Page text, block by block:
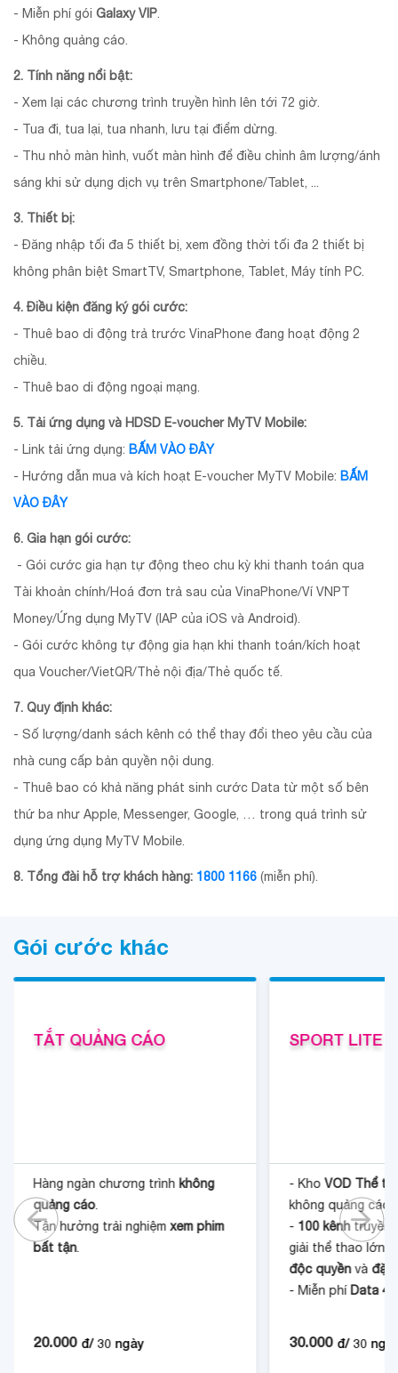
- Miễn phí gói Galaxy VIP
- Không quảng cáo.
2. Tính năng nổi bật:
- Xem lại các chương trình truyền hình lên tới 72 giờ.
- Tua đi, tua lại, tua nhanh, lưu tại điểm dừng.
- Thu nhỏ màn hình, vuốt màn hình để điều chỉnh âm lượng/ánh
sáng khi sử dụng dịch vụ trên Smartphone/Tablet, ...
3. Thiết bị:
- Đăng nhập tối đa 5 thiết bị, xem đồng thời tối đa 2 thiết bị
không phân biệt SmartTV, Smartphone, Tablet, Máy tính PC.
4. Điều kiện đăng ký gói cước:
- Thuê bao di động trả trước VinaPhone đang hoạt động 2
chiều.
- Thuê bao di động ngoại mạng.
5. Tải ứng dụng và HDSD E-voucher MyTV Mobile:
- Link tải ứng dụng: BẤM VÀO ĐÂY
- Hướng dẫn mua và kích hoạt E-voucher MyTV Mobile: BẤM
VÀO ĐÂY
6. Gia hạn gói cước:
- Gói cước gia hạn tự động theo chu kỳ khi thanh toán qua
Tài khoản chính/Hoá đơn trả sau của VinaPhone/Ví VNPT
Money/Ứng dụng MyTV (IAP của iOS và Android).
- Gói cước không tự động gia hạn khi thanh toán/kích hoạt
qua Voucher/VietQR/Thẻ nội địa/Thẻ quốc tế.
7. Quy định khác:
- Số lượng/danh sách kênh có thể thay đổi theo yêu cầu của
nhà cung cấp bản quyền nội dung.
- Thuê bao có khả năng phát sinh cước Data từ một số bên
thứ ba như Apple, Messenger, Google, … trong quá trình sử
dụng ứng dụng MyTV Mobile.
8. Tổng đài hỗ trợ khách hàng: 1800 1166 (miễn phí).
Gói cước khác
TẮT QUẢNG CÁO
Hàng ngàn chương trình không
quảng cáo.
Tận hưởng trải nghiệm xem phim
bất tận.
20.000 đ/ 30 ngày
SPORT LITE
- KhoVOD Thể
không quảng cáo
- 100 kênhtruyền
giải thể thao lớn (
độc quyềnvà đặc
- Miễn phí Data
30.000 đ/ 30